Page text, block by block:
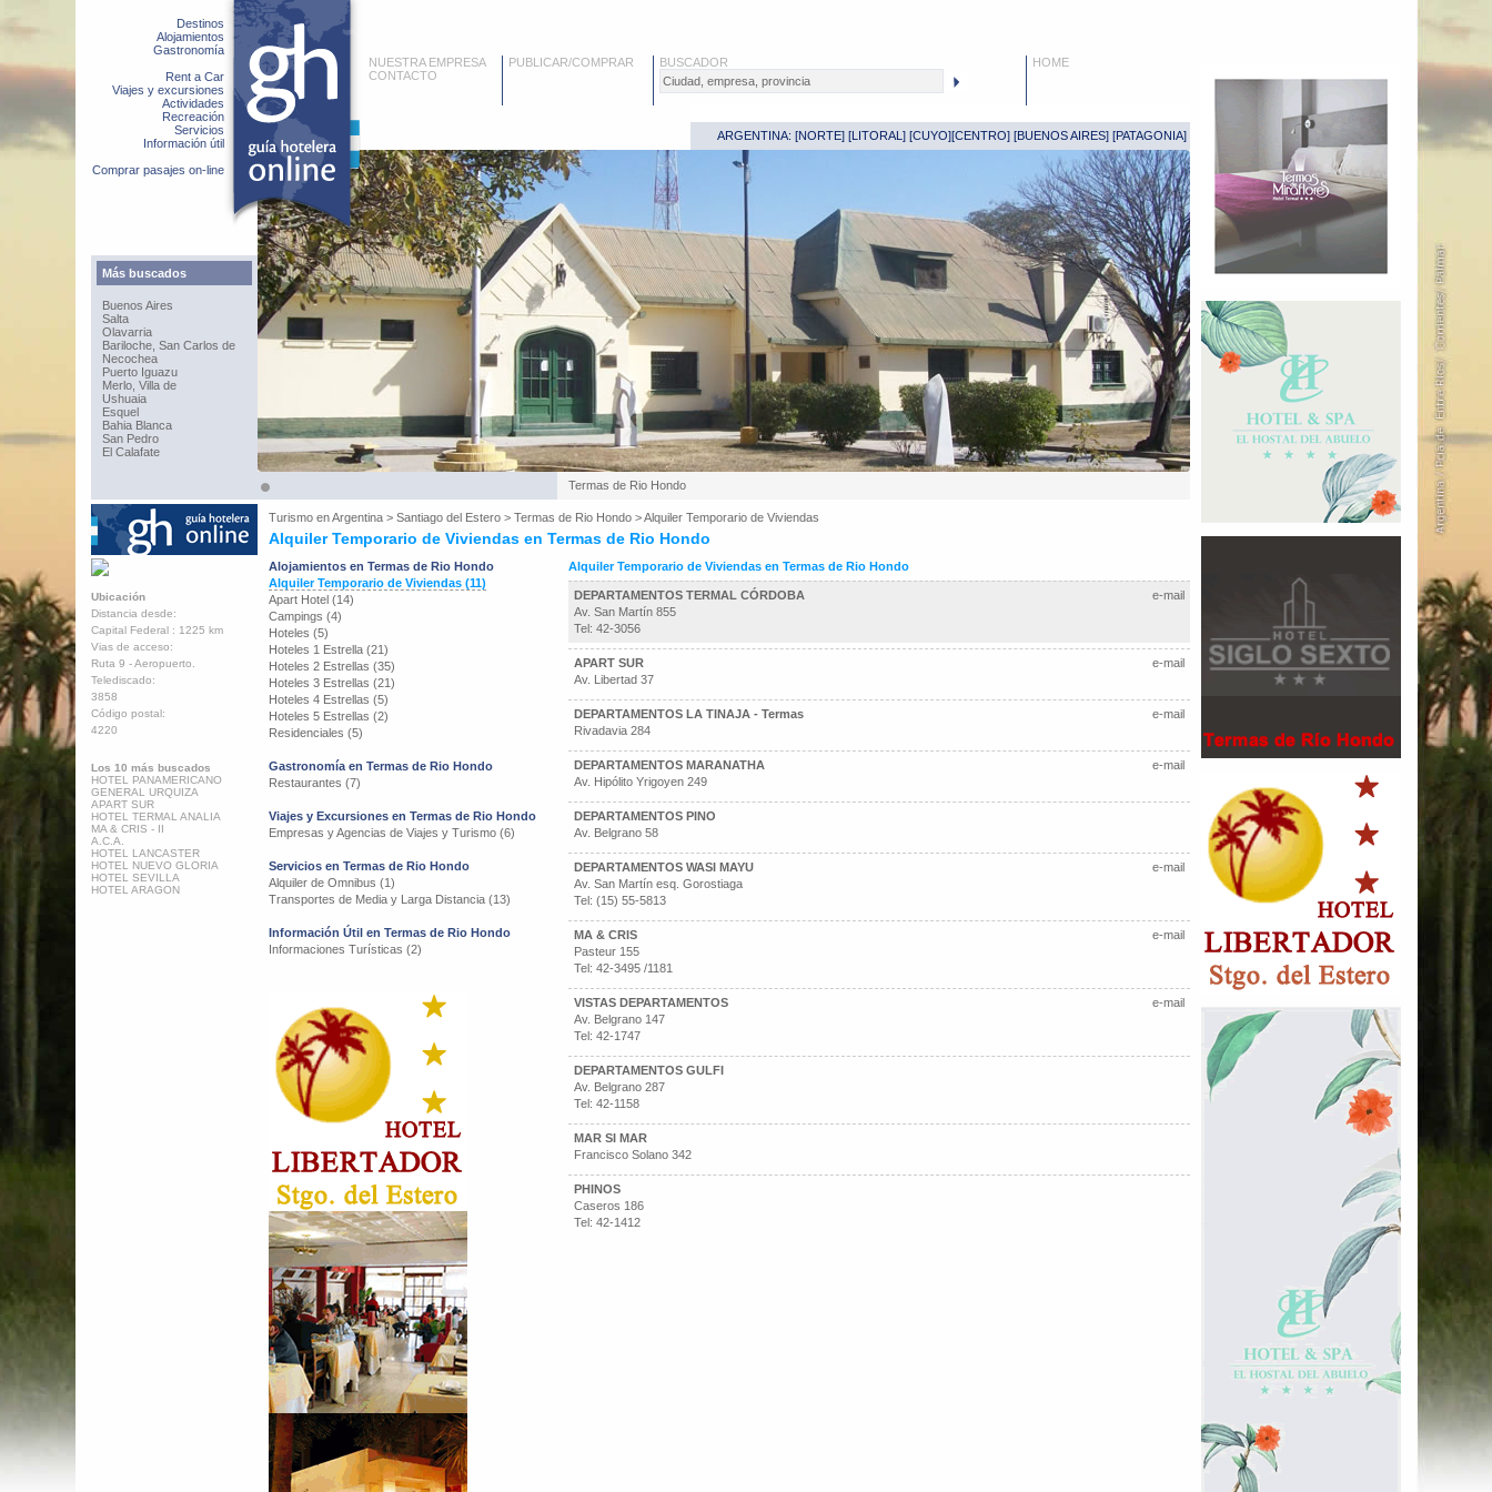
Destinos
Alojamientos
Gastronomía
Rent a Car
Viajes y excursiones
Actividades
Recreación
Servicios
Información útil
Comprar pasajes on-line
Más buscados
Buenos Aires
Salta
Olavarria
Bariloche, San Carlos de
Necochea
Puerto Iguazu
Merlo, Villa de
Ushuaia
Esquel
Bahia Blanca
San Pedro
El Calafate
NUESTRA EMPRESA
CONTACTO
PUBLICAR/COMPRAR BUSCADOR HOME
ARGENTINA: [NORTE] [LITORAL ] [CUYO][CENTRO] [BUENOS AIRES] [PATAGONIA]
Termas de Rio Hondo
Turismo enArgentina > Santiago del Estero > Termas de Rio Hondo >Alquiler Temporario de Viviendas
Alquiler Temporario de Viviendas en Termas de Rio Hondo
Ubicación
Distancia desde:
Capital Federal : 1225 km
Vias de acceso:
Ruta 9 - Aeropuerto.
Telediscado:
3858
Código postal:
4220
Los 10 más buscados
HOTEL PANAMERICANO
GENERAL URQUIZA
APART SUR
HOTEL TERMAL ANALIA
MA & CRIS - II
A.C.A.
HOTEL LANCASTER
HOTEL NUEVO GLORIA
HOTEL SEVILLA
HOTEL ARAGON
Alojamientos en Termas de Rio Hondo
Alquiler Temporario de Viviendas (11)
Apart Hotel (14)
Campings (4)
Hoteles (5)
Hoteles 1 Estrella (21)
Hoteles 2 Estrellas (35)
Hoteles 3 Estrellas (21)
Hoteles 4 Estrellas (5)
Hoteles 5 Estrellas (2)
Residenciales (5)
Gastronomía en Termas de Rio Hondo
Restaurantes (7)
Viajes y Excursiones en Termas de Rio Hondo
Empresas y Agencias de Viajes y Turismo (6)
Servicios en Termas de Rio Hondo
Alquiler de Omnibus (1)
Transportes de Media y Larga Distancia (13)
Información Útil en Termas de Rio Hondo
Informaciones Turísticas (2)
Alquiler Temporario de Viviendas en Termas de Rio Hondo
e-mail
DEPARTAMENTOS TERMAL CÓRDOBA
Av. San Martín 855
Tel: 42-3056
e-mail
APART SUR
Av. Libertad 37
e-mail
DEPARTAMENTOS LA TINAJA - Termas
Rivadavia 284
e-mail
DEPARTAMENTOS MARANATHA
Av. Hipólito Yrigoyen 249
DEPARTAMENTOS PINO
Av. Belgrano 58
e-mail
DEPARTAMENTOS WASI MAYU
Av. San Martín esq. Gorostiaga
Tel: (15) 55-5813
e-mail
MA & CRIS
Pasteur 155
Tel: 42-3495 /1181
e-mail
VISTAS DEPARTAMENTOS
Av. Belgrano 147
Tel: 42-1747
DEPARTAMENTOS GULFI
Av. Belgrano 287
Tel: 42-1158
MAR SI MAR
Francisco Solano 342
PHINOS
Caseros 186
Tel: 42-1412